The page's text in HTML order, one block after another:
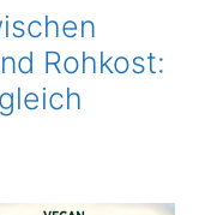
Rohkost: